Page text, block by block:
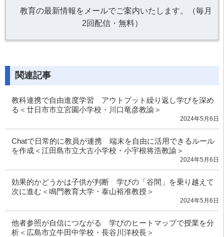
教育の最新情報をメールでご案内いたします。（毎月
2回配信・無料）
関連記事
教科連携で自由進度学習 アウトプット繰り返し学びを深め
る＜廿日市市立宮園小学校・川口竜彦教諭＞
2024年5月6日
Chatで日常的に教員が連携 端末を自由に活用できるルール
を作成＜江田島市立大古小学校・小宇根将浩教諭＞
2024年5月6日
効果的かどうかは子供が判断 学びの「谷間」を乗り越えて
次に進む＜鳴門教育大学・泰山裕准教授＞
2024年5月6日
他者参照が自信につながる 学びのヒートマップで授業を分
析＜広島市立牛田中学校・長谷川洋校長＞